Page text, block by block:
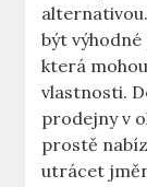
být
která
vlastnosti.
prodejny v
prostě
utrácet